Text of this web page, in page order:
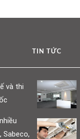
và thi
Sabeco,
TIN TỨC